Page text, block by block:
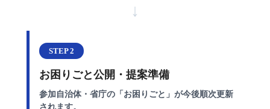
↓
STEP 2
お困りごと公開・提案準備
参加自治体・省庁の「お困りごと」が今後順次更新
されます。